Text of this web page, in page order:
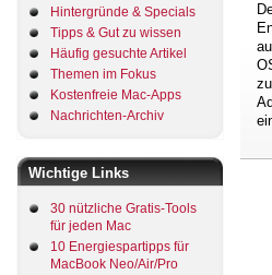
Hintergründe & Specials
Tipps & Gut zu wissen
Häufig gesuchte Artikel
Themen im Fokus
Kostenfreie Mac-Apps
Nachrichten-Archiv
Wichtige Links
30 nützliche Gratis-Tools
für jeden Mac
10 Energiespartipps für
MacBook Neo/Air/Pro